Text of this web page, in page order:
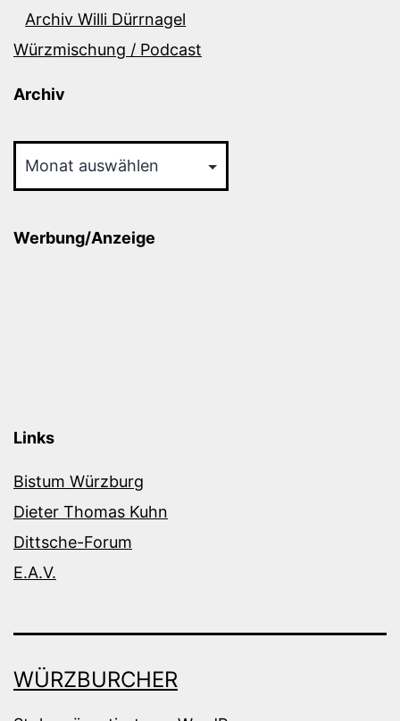
Archiv Willi Dürrnagel
Würzmischung / Podcast
Archiv
Werbung/Anzeige
Links
Bistum Würzburg
Dieter Thomas Kuhn
Dittsche-Forum
E.A.V.
WÜRZBURCHER